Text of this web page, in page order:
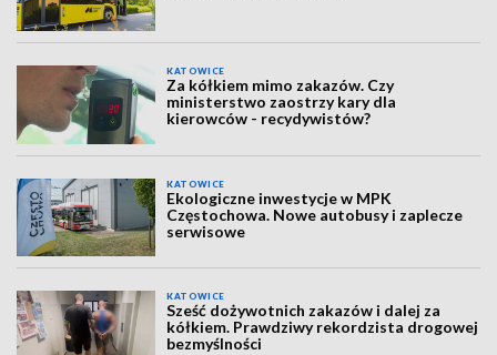
KATOWICE
Za kółkiem mimo zakazów. Czy
ministerstwo zaostrzy kary dla
kierowców - recydywistów?
KATOWICE
Ekologiczne inwestycje w MPK
Częstochowa. Nowe autobusy i zaplecze
serwisowe
KATOWICE
Sześć dożywotnich zakazów i dalej za
kółkiem. Prawdziwy rekordzista drogowej
bezmyślności